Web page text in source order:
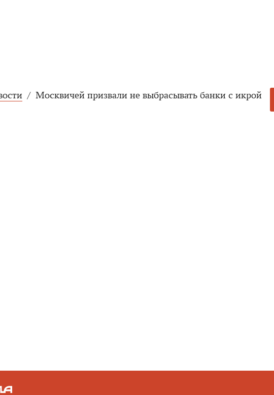
/ Москвичей призвали не выбрасывать банки с икрой